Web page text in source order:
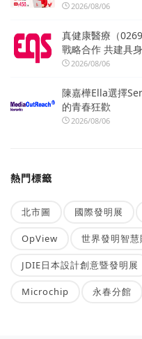
2026/08/06
真健康醫療（
戰略合作 共建具
2026/08/06
陳嘉樺Ella選擇
的青春狂歡
2026/08/06
熱門標籤
北市圖 國際發明展
OpView 世界發明智
JDIE日本設計創意暨發明展
Microchip 永春分館